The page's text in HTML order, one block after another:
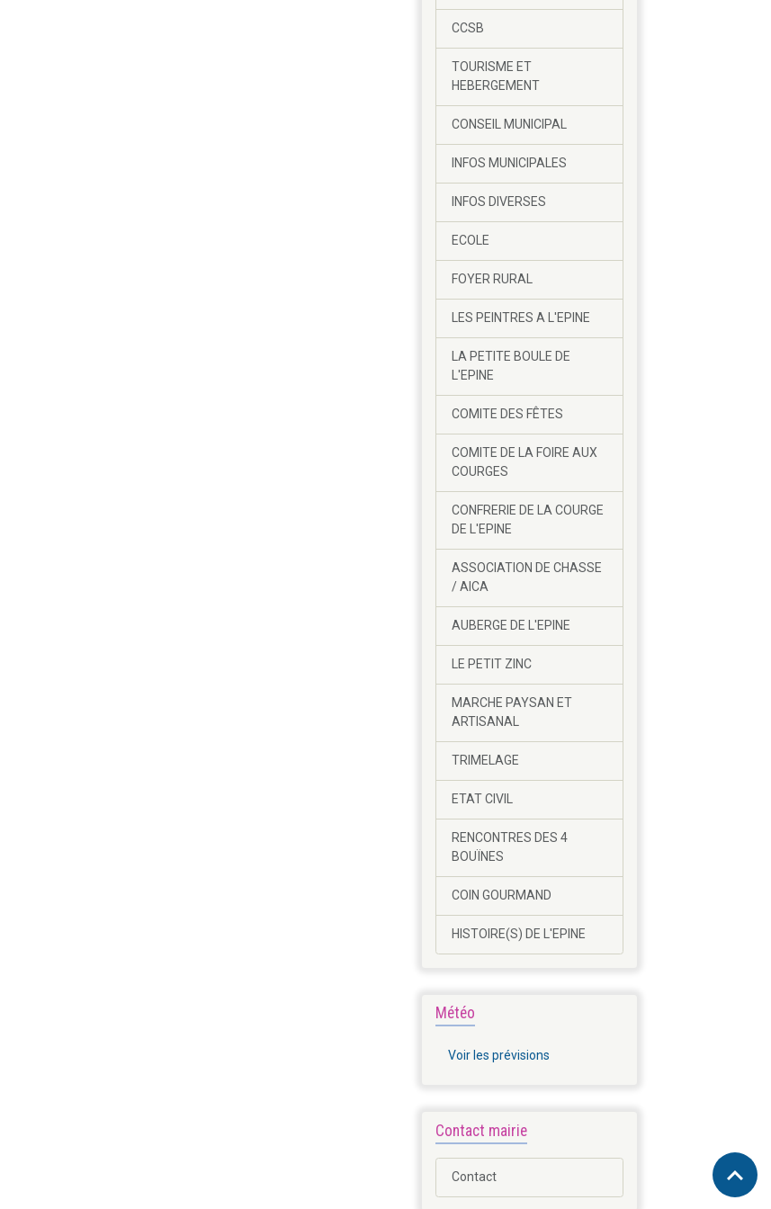
CCSB
TOURISME ET
HEBERGEMENT
CONSEIL MUNICIPAL
INFOS MUNICIPALES
INFOS DIVERSES
ECOLE
FOYER RURAL
LES PEINTRES A L'EPINE
LA PETITE BOULE DE
L'EPINE
COMITE DES FÊTES
COMITE DE LA FOIRE AUX
COURGES
CONFRERIE DE LA COURGE
DE L'EPINE
ASSOCIATION DE CHASSE
/ AICA
AUBERGE DE L'EPINE
LE PETIT ZINC
MARCHE PAYSAN ET
ARTISANAL
TRIMELAGE
ETAT CIVIL
RENCONTRES DES 4
BOUÏNES
COIN GOURMAND
HISTOIRE(S) DE L'EPINE
Météo
Voir les prévisions
Contact mairie
Contact